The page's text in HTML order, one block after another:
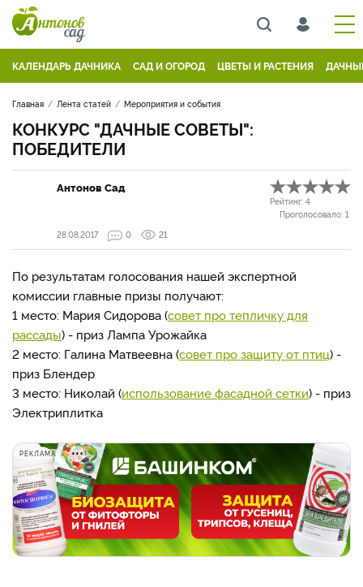
КАЛЕНДАРЬ ДАЧНИКА САД И ОГОРОД ЦВЕТЫ И РАСТЕНИЯ
Главная Лента статей Мероприятия и события
КОНКУРС "ДАЧНЫЕ СОВЕТЫ":
ПОБЕДИТЕЛИ
Антонов Сад
Рейтинг: 4
Проголосовало: 1
28.08.2017
0 21
По результатам голосования нашей экспертной
комиссии главные призы получают:
1 место: Мария Сидорова (совет про тепличку для
рассады) - приз Лампа Урожайка
2 место: Галина Матвеевна (совет про защиту от птиц) -
приз Блендер
3 место: Николай (использование фасадной сетки) - приз
Электриплитка
РЕКЛАМА